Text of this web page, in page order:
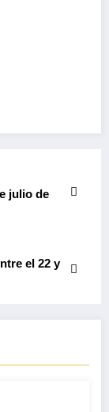
julio de
el 22 y